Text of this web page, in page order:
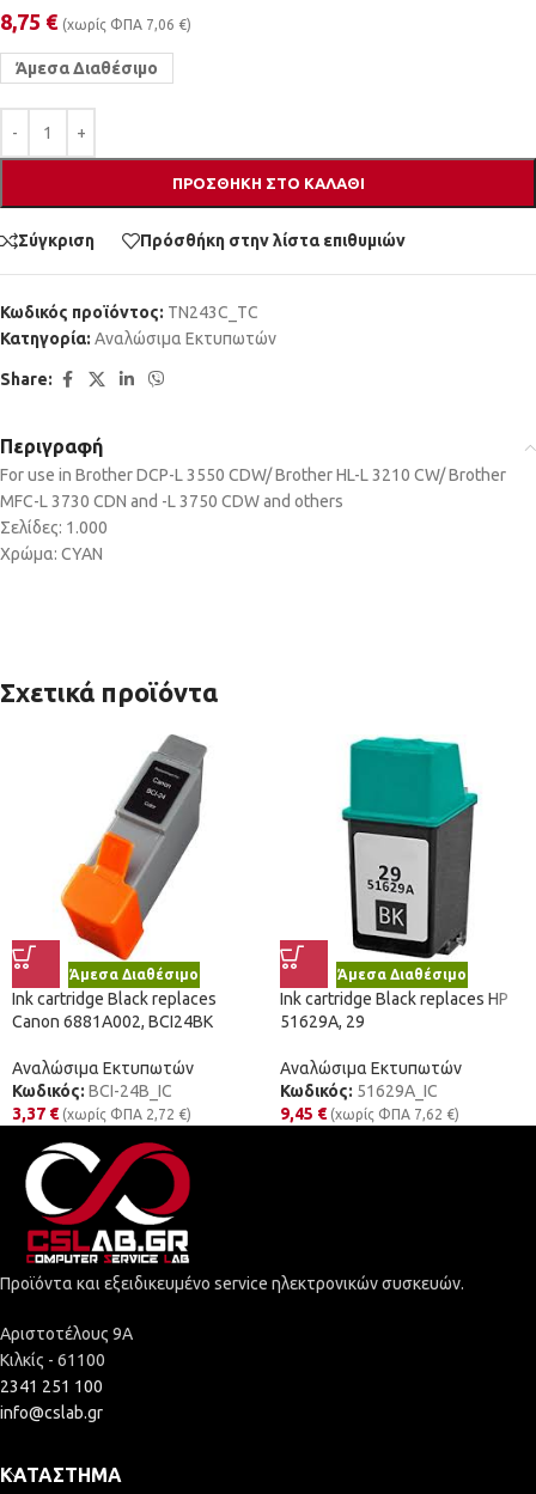
8,75 € (χωρίς ΦΠΑ 7,06 €)
Άμεσα Διαθέσιμο
ΠΡΟΣΘΉΚΗ ΣΤΟ ΚΑΛΆΘΙ
Σύγκριση Πρόσθήκη στην λίστα επιθυμιών
Κωδικός προϊόντος: TN243C_TC
Κατηγορία: Αναλώσιμα Εκτυπωτών
Share:
Περιγραφή
For use in Brother DCP-L 3550 CDW/ Brother HL-L 3210 CW/ Brother
MFC-L 3730 CDN and -L 3750 CDW and others
Σελίδες: 1.000
Χρώμα: CYAN
Σχετικά προϊόντα
Άμεσα Διαθέσιμο
Ink cartridge Black replaces
Canon 6881A002, BCI24BK
Αναλώσιμα Εκτυπωτών
Κωδικός: BCI-24B_IC
3,37 € (χωρίς ΦΠΑ 2,72 €)
Άμεσα Διαθέσιμο
Ink cartridge Black replaces HP
51629A, 29
Αναλώσιμα Εκτυπωτών
Κωδικός: 51629A_IC
9,45 € (χωρίς ΦΠΑ 7,62 €)
Προϊόντα και εξειδικευμένο service ηλεκτρονικών συσκευών.
Αριστοτέλους 9Α
Κιλκίς - 61100
2341 251 100
info@cslab.gr
ΚΑΤΆΣΤΗΜΑ